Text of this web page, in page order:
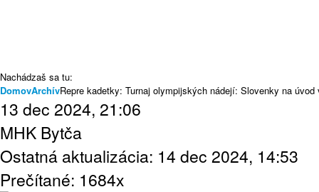
Nachádzaš sa tu:
DomovArchívRepre kadetky: Turnaj olympijských nádejí: Slovenky na úvod
13 dec 2024, 21:06
MHK Bytča
Ostatná aktualizácia: 14 dec 2024, 14:53
Prečítané: 1684x